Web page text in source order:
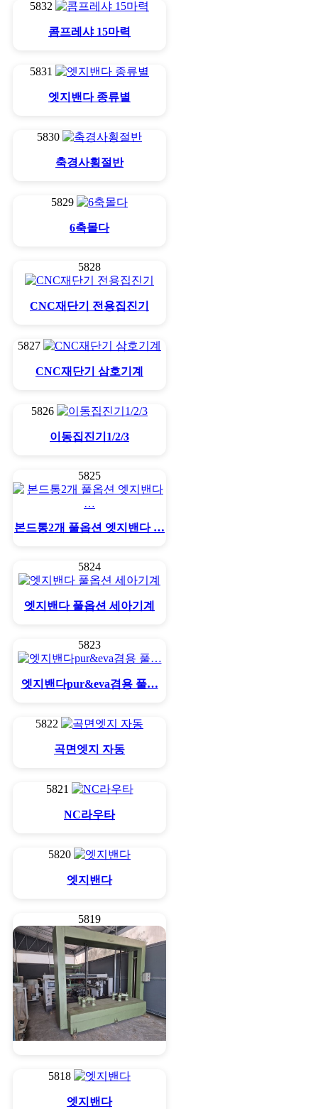
5832
콤프레샤 15마력
5831
엣지밴다 종류별
5830
축경사횡절반
5829
6축몰다
5828
CNC재단기 전용집진기
5827
CNC재단기 삼호기계
5826
이동집진기1/2/3
5825
본드통2개 풀옵션 엣지밴다 …
5824
엣지밴다 풀옵션 세아기계
5823
엣지밴다pur&eva겸용 풀…
5822
곡면엣지 자동
5821
NC라우타
5820
엣지밴다
5819
5818
엣지밴다